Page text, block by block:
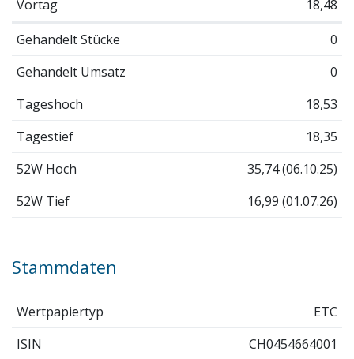
Vortag
18,48
Gehandelt Stücke
0
Gehandelt Umsatz
0
Tageshoch
18,53
Tagestief
18,35
52W Hoch
35,74 (06.10.25)
52W Tief
16,99 (01.07.26)
Stammdaten
Wertpapiertyp
ETC
ISIN
CH0454664001